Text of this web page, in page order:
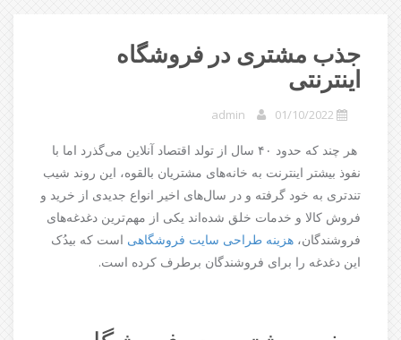
جذب مشتری در فروشگاه
اینترنتی
01/10/2022
admin
هر چند که حدود ۴۰ سال از تولد اقتصاد آنلاین می‌گذرد اما با
نفوذ بیشتر اینترنت به خانه‌های مشتریان بالقوه، این روند شیب
تندتری به خود گرفته و در سال‌های اخیر انواع جدیدی از خرید و
فروش کالا و خدمات خلق شده‌اند یکی از مهم‌ترین دغدغه‌های
فروشندگان، هزینه طراحی سایت فروشگاهی است که بیدُک
این دغدغه را برای فروشندگان برطرف کرده است.